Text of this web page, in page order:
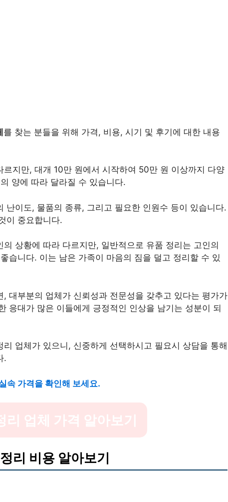
를 찾는 분들을 위해 가격, 비용, 시기 및 후기에 대한 내용
르지만, 대개 10만 원에서 시작하여 50만 원 이상까지 다양
양에 따라 달라질 수 있습니다.
난이도, 물품의 종류, 그리고 필요한 인원수 등이 있습니다.
이 중요합니다.
의 상황에 따라 다르지만, 일반적으로 유품 정리는 고인의
습니다. 이는 남은 가족이 마음의 짐을 덜고 정리할 수 있
, 대부분의 업체가 신뢰성과 전문성을 갖추고 있다는 평가가
응대가 많은 이들에게 긍정적인 인상을 남기는 성분이 되
업체가 있으니, 신중하게 선택하시고 필요시 상담을 통해
.
속 가격을 확인해 보세요.
리 업체 가격 알아보기
리 비용 알아보기